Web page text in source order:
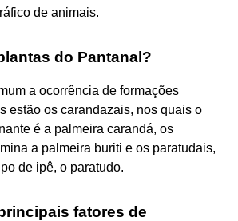
de animais.
do Pantanal?
a ocorrência de formações
estão os carandazais, nos quais o
é a palmeira carandá, os
a palmeira buriti e os paratudais,
de ipê, o paratudo.
fatores de